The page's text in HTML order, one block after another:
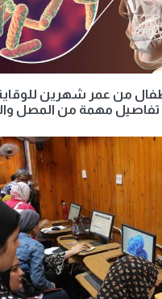
من عمر شهرين
تفاصيل مهمة من المصل